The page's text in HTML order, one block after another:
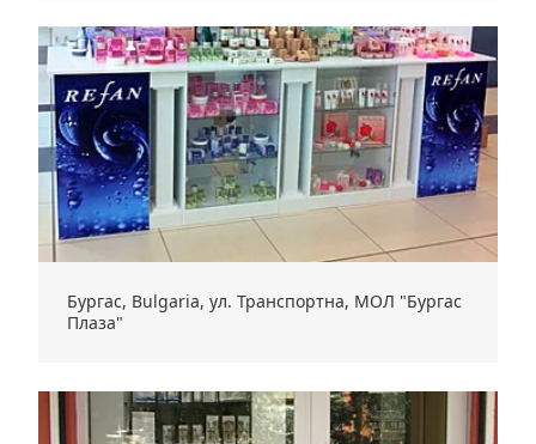
Бургас, Bulgaria, ул. Транспортна, МОЛ "Бургас
Плаза"